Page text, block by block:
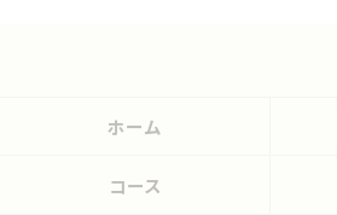
ホーム
コース